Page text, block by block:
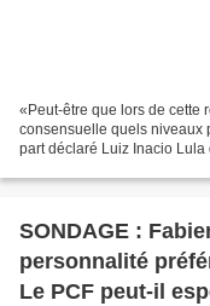
«Peut-être que lors de cette
consensuelle quels niveaux
part déclaré Luiz Inacio
SONDAGE :
personnalité
Le PCF peut-il